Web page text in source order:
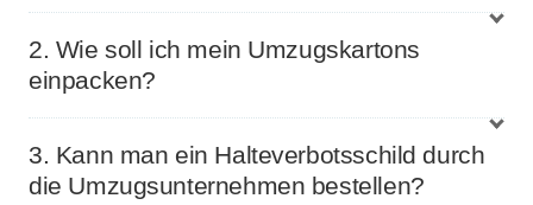
2. Wie soll ich mein Umzugskartons
einpacken?
3. Kann man ein Halteverbotsschild durch
die Umzugsunternehmen bestellen?